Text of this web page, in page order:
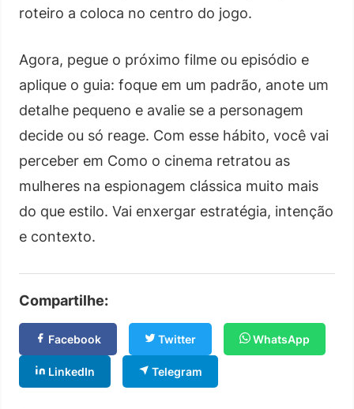
roteiro a coloca no centro do jogo.
Agora, pegue o próximo filme ou episódio e
aplique o guia: foque em um padrão, anote um
detalhe pequeno e avalie se a personagem
decide ou só reage. Com esse hábito, você vai
perceber em Como o cinema retratou as
mulheres na espionagem clássica muito mais
do que estilo. Vai enxergar estratégia, intenção
e contexto.
Compartilhe:
Facebook Twitter WhatsApp
LinkedIn Telegram